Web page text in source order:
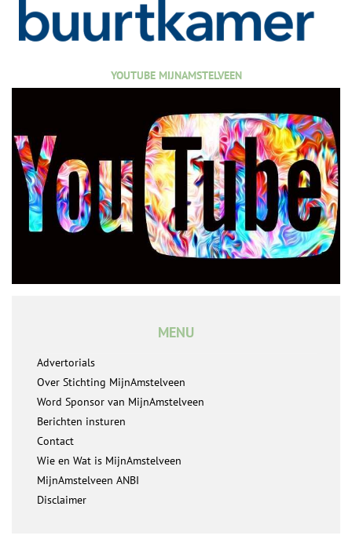
YOUTUBE MIJNAMSTELVEEN
MENU
Advertorials
Over Stichting MijnAmstelveen
Word Sponsor van MijnAmstelveen
Berichten insturen
Contact
Wie en Wat is MijnAmstelveen
MijnAmstelveen ANBI
Disclaimer